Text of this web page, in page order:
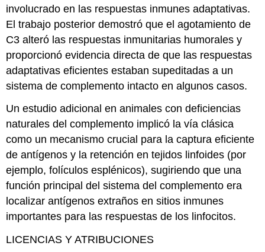
involucrado en las respuestas inmunes adaptativas.
El trabajo posterior demostró que el agotamiento de
C3 alteró las respuestas inmunitarias humorales y
proporcionó evidencia directa de que las respuestas
adaptativas eficientes estaban supeditadas a un
sistema de complemento intacto en algunos casos.
Un estudio adicional en animales con deficiencias
naturales del complemento implicó la vía clásica
como un mecanismo crucial para la captura eficiente
de antígenos y la retención en tejidos linfoides (por
ejemplo, folículos esplénicos), sugiriendo que una
función principal del sistema del complemento era
localizar antígenos extraños en sitios inmunes
importantes para las respuestas de los linfocitos.
LICENCIAS Y ATRIBUCIONES